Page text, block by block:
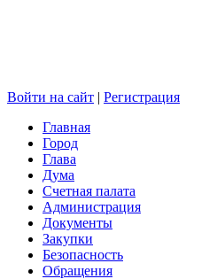
Войти на сайт | Регистрация
Главная
Город
Глава
Дума
Счетная палата
Администрация
Документы
Закупки
Безопасность
Обращения